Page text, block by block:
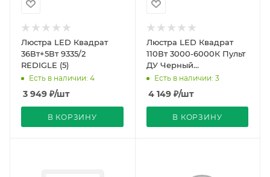
Люстра LED Квадрат
36Вт+5Вт 9335/2
REDIGLE (5)
Есть в наличии: 4
3 949 ₽/шт
В КОРЗИНУ
Люстра LED Квадрат
110Вт 3000-6000К Пульт
ДУ Черный
500х500х70мм
CL71406/500 REDIGLE (5)
Есть в наличии: 3
4 149₽/шт
В КОРЗИНУ